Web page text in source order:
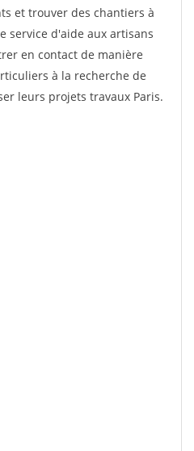
et trouver des chantiers à
service d'aide aux artisans
en contact de manière
à la recherche de
leurs projets travaux Paris.